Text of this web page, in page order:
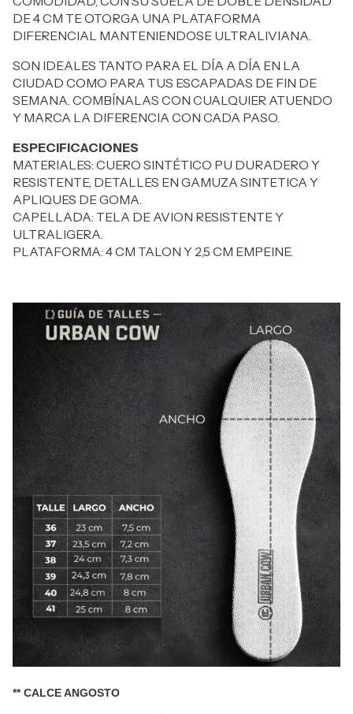
DE 4 CM TE OTORGA UNA PLATAFORMA
DIFERENCIAL MANTENIENDOSE ULTRALIVIANA.
SON IDEALES TANTO PARA EL DÍA A DÍA EN LA
CIUDAD COMO PARA TUS ESCAPADAS DE FIN DE
SEMANA. COMBÍNALAS CON CUALQUIER ATUENDO
Y MARCA LA DIFERENCIA CON CADA PASO.
ESPECIFICACIONES
MATERIALES: CUERO SINTÉTICO PU DURADERO Y
RESISTENTE, DETALLES EN GAMUZA SINTETICA Y
APLIQUES DE GOMA.
CAPELLADA: TELA DE AVION RESISTENTE Y
ULTRALIGERA.
PLATAFORMA: 4 CM TALON Y 2,5 CM EMPEINE.
** CALCE ANGOSTO